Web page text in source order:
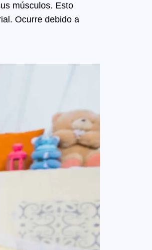
músculos. Esto
Ocurre debido a